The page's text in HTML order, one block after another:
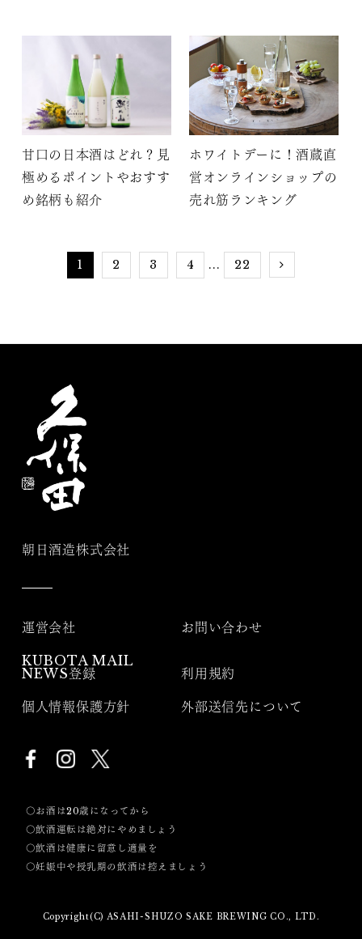
甘口の日本酒はどれ？見
極めるポイントやおすす
め銘柄も紹介
ホワイトデーに！酒蔵直
営オンラインショップの
売れ筋ランキング
1 2 3 4 ... 22
朝日酒造株式会社
運営会社 お問い合わせ
KUBOTA MAIL
NEWS登録
利用規約
個人情報保護方針 外部送信先について
〇お酒は20歳になってから
〇飲酒運転は絶対にやめましょう
〇飲酒は健康に留意し適量を
〇妊娠中や授乳期の飲酒は控えましょう
Copyright(C) ASAHI-SHUZO SAKE BREWING CO., LTD.